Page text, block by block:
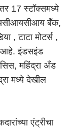
17 स्टॉक्समध्ये
बँक,
, टाटा मोटर्स ,
आहे. इंडसइंड
महिंद्रा अँड
मध्ये देखील
एंट्रीचा